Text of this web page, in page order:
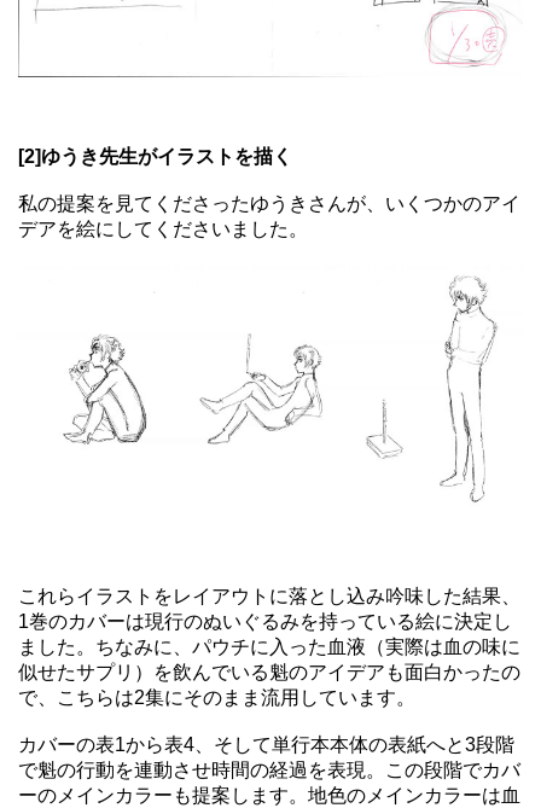
[2]ゆうき先生がイラストを描く
私の提案を見てくださったゆうきさんが、いくつかのアイ
デアを絵にしてくださいました。
これらイラストをレイアウトに落とし込み吟味した結果、
1巻のカバーは現行のぬいぐるみを持っている絵に決定し
ました。ちなみに、パウチに入った血液（実際は血の味に
似せたサプリ）を飲んでいる魁のアイデアも面白かったの
で、こちらは2集にそのまま流用しています。
カバーの表1から表4、そして単行本本体の表紙へと3段階
で魁の行動を連動させ時間の経過を表現。この段階でカバ
ーのメインカラーも提案します。地色のメインカラーは血